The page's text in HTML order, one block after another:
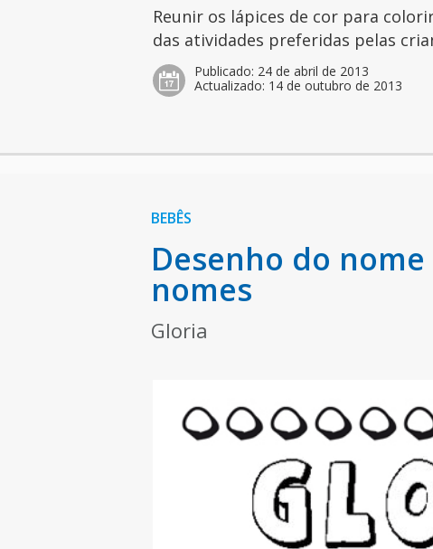
Reunir os lápices de cor para
das atividades preferidas pelas
Publicado: 24 de abril de 2013
Actualizado: 14 de outubro de 2013
BEBÊS
Desenho do
nomes
Gloria